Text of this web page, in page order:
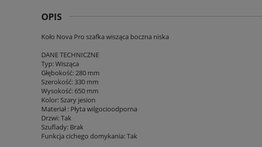
OPIS
Koło Nova Pro szafka wisząca boczna niska
DANE TECHNICZNE
Typ: Wisząca
Głębokość: 280 mm
Szerokość: 330 mm
Wysokość: 650 mm
Kolor: Szary jesion
Materiał : Płyta wilgocioodporna
Drzwi: Tak
Szuflady: Brak
Funkcja cichego domykania: Tak